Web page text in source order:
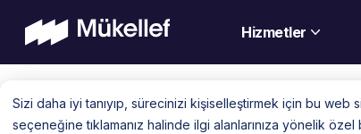
Sizi daha iyi tanıyıp, sürecinizi kişiselleştirmek için bu web
seçeneğine tıklamanız halinde ilgi alanlarınıza yönelik
Hizmetler